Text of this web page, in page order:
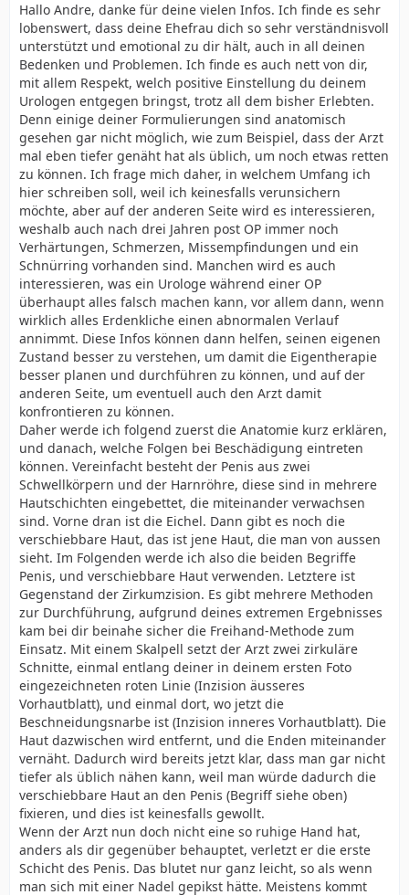
Hallo Andre, danke für deine vielen Infos. Ich finde es sehr
lobenswert, dass deine Ehefrau dich so sehr verständnisvoll
unterstützt und emotional zu dir hält, auch in all deinen
Bedenken und Problemen. Ich finde es auch nett von dir,
mit allem Respekt, welch positive Einstellung du deinem
Urologen entgegen bringst, trotz all dem bisher Erlebten.
Denn einige deiner Formulierungen sind anatomisch
gesehen gar nicht möglich, wie zum Beispiel, dass der Arzt
mal eben tiefer genäht hat als üblich, um noch etwas retten
zu können. Ich frage mich daher, in welchem Umfang ich
hier schreiben soll, weil ich keinesfalls verunsichern
möchte, aber auf der anderen Seite wird es interessieren,
weshalb auch nach drei Jahren post OP immer noch
Verhärtungen, Schmerzen, Missempfindungen und ein
Schnürring vorhanden sind. Manchen wird es auch
interessieren, was ein Urologe während einer OP
überhaupt alles falsch machen kann, vor allem dann, wenn
wirklich alles Erdenkliche einen abnormalen Verlauf
annimmt. Diese Infos können dann helfen, seinen eigenen
Zustand besser zu verstehen, um damit die Eigentherapie
besser planen und durchführen zu können, und auf der
anderen Seite, um eventuell auch den Arzt damit
konfrontieren zu können.
Daher werde ich folgend zuerst die Anatomie kurz erklären,
und danach, welche Folgen bei Beschädigung eintreten
können. Vereinfacht besteht der Penis aus zwei
Schwellkörpern und der Harnröhre, diese sind in mehrere
Hautschichten eingebettet, die miteinander verwachsen
sind. Vorne dran ist die Eichel. Dann gibt es noch die
verschiebbare Haut, das ist jene Haut, die man von aussen
sieht. Im Folgenden werde ich also die beiden Begriffe
Penis, und verschiebbare Haut verwenden. Letztere ist
Gegenstand der Zirkumzision. Es gibt mehrere Methoden
zur Durchführung, aufgrund deines extremen Ergebnisses
kam bei dir beinahe sicher die Freihand-Methode zum
Einsatz. Mit einem Skalpell setzt der Arzt zwei zirkuläre
Schnitte, einmal entlang deiner in deinem ersten Foto
eingezeichneten roten Linie (Inzision äusseres
Vorhautblatt), und einmal dort, wo jetzt die
Beschneidungsnarbe ist (Inzision inneres Vorhautblatt). Die
Haut dazwischen wird entfernt, und die Enden miteinander
vernäht. Dadurch wird bereits jetzt klar, dass man gar nicht
tiefer als üblich nähen kann, weil man würde dadurch die
verschiebbare Haut an den Penis (Begriff siehe oben)
fixieren, und dies ist keinesfalls gewollt.
Wenn der Arzt nun doch nicht eine so ruhige Hand hat,
anders als dir gegenüber behauptet, verletzt er die erste
Schicht des Penis. Das blutet nur ganz leicht, so als wenn
man sich mit einer Nadel gepikst hätte. Meistens kommt